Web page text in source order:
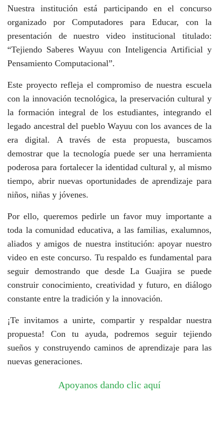
Nuestra institución está participando en el concurso
organizado por Computadores para Educar, con la
presentación de nuestro video institucional titulado:
“Tejiendo Saberes Wayuu con Inteligencia Artificial y
Pensamiento Computacional”.
Este proyecto refleja el compromiso de nuestra escuela
con la innovación tecnológica, la preservación cultural y
la formación integral de los estudiantes, integrando el
legado ancestral del pueblo Wayuu con los avances de la
era digital. A través de esta propuesta, buscamos
demostrar que la tecnología puede ser una herramienta
poderosa para fortalecer la identidad cultural y, al mismo
tiempo, abrir nuevas oportunidades de aprendizaje para
niños, niñas y jóvenes.
Por ello, queremos pedirle un favor muy importante a
toda la comunidad educativa, a las familias, exalumnos,
aliados y amigos de nuestra institución: apoyar nuestro
video en este concurso. Tu respaldo es fundamental para
seguir demostrando que desde La Guajira se puede
construir conocimiento, creatividad y futuro, en diálogo
constante entre la tradición y la innovación.
¡Te invitamos a unirte, compartir y respaldar nuestra
propuesta! Con tu ayuda, podremos seguir tejiendo
sueños y construyendo caminos de aprendizaje para las
nuevas generaciones.
Apoyanos dando clic aquí